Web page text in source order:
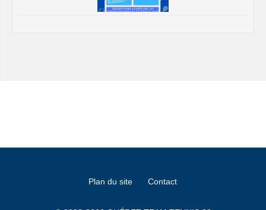
Plan du site Contact